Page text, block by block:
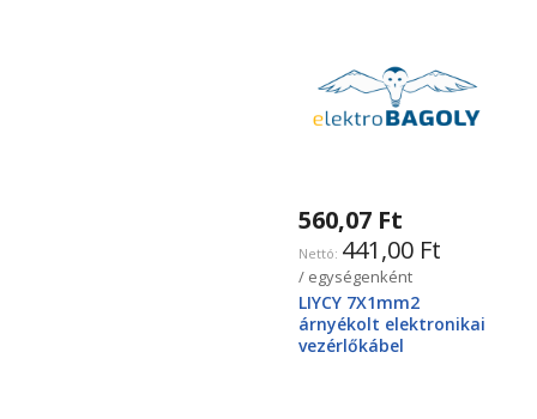
560,07 Ft
441,00 Ft
/ egységenként
LIYCY 7X1mm2
árnyékolt elektronikai
vezérlőkábel